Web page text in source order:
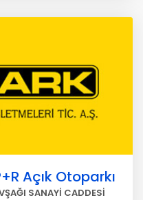
Açık Otoparkı
SANAYİ CADDESİ